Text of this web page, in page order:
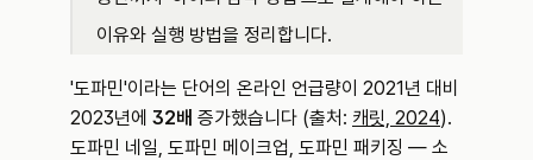
이유와 실행 방법을 정리합니다.
'도파민'이라는 단어의 온라인 언급량이 2021년 대비
2023년에 32배 증가했습니다 (출처: 캐릿, 2024).
도파민 네일, 도파민 메이크업, 도파민 패키징 — 소